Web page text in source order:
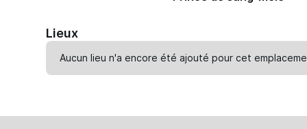
Lieux
Aucun lieu n'a encore été ajouté pour cet